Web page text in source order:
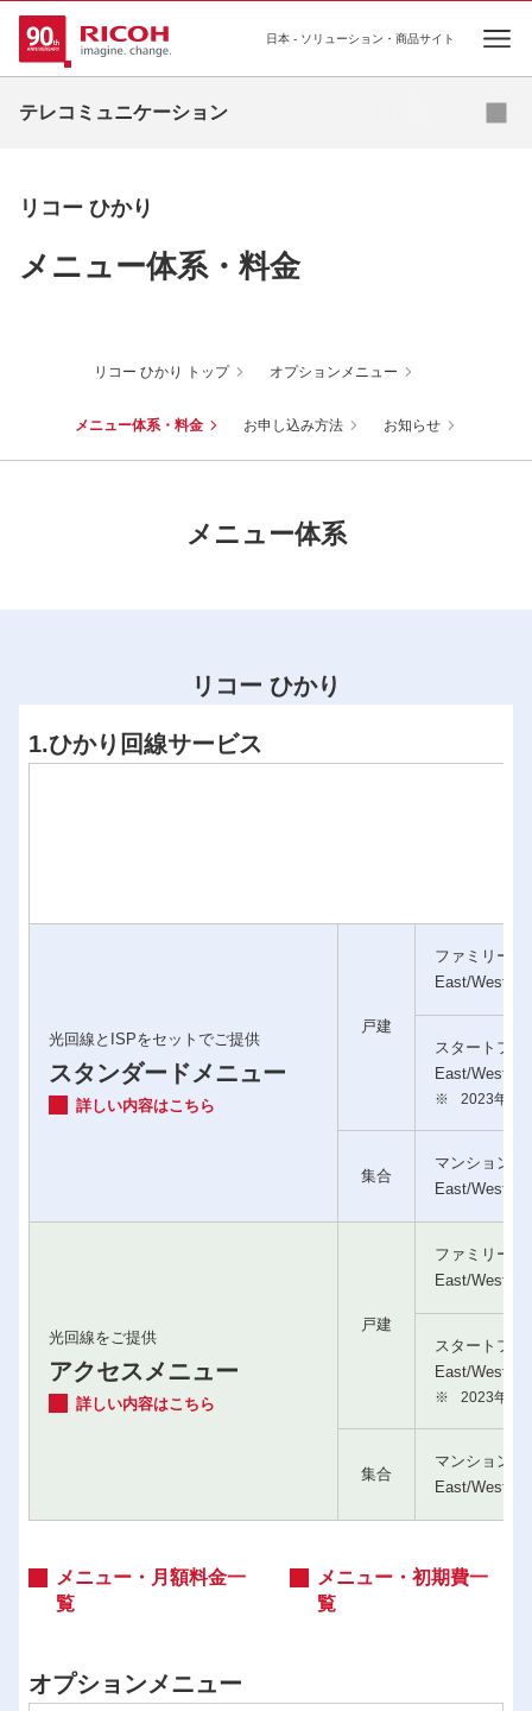
日本 - ソリューション・商品サイト
テレコミュニケーション
リコー ひかり
メニュー体系・料金
リコー ひかり トップ オプションメニュー
メニュー体系・料金 お申し込み方法 お知らせ
メニュー体系
リコー ひかり
1.ひかり回線サービス
光回線とISPをセットでご提供
スタンダードメニュー
詳しい内容はこちら
戸建
ファミリータ
East/West
スタートフ
East/West
※ 2023年3
集合
マンションタ
East/West
光回線をご提供
アクセスメニュー
詳しい内容はこちら
戸建
ファミリータ
East/West
スタートフ
East/West
※ 2023年3
集合
マンションタ
East/West
メニュー・月額料金一
覧
メニュー・初期費一
覧
オプションメニュー